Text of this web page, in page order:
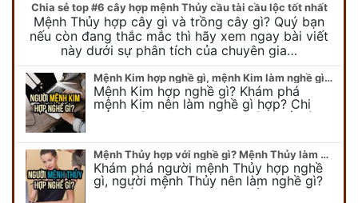
Chia sẻ top #6 cây hợp mệnh Thủy cầu tài cầu lộc tốt nhất
Mệnh Thủy hợp cây gì và trồng cây gì? Quý bạn
nếu còn đang thắc mắc thì hãy xem ngay bài viết
này dưới sự phân tích của chuyên gia…
Mệnh Kim hợp nghề gì, mệnh Kim làm nghề gì để #Phát Tài Lộc
Mệnh Kim hợp nghề gì? Khám phá
mệnh Kim nên làm nghề gì hợp? Chi
tiết người mang kim hợp với nghề gì sẽ
Mệnh Thủy hợp với nghề gì? Mệnh Thủy làm nghề gì để #Ăn nên làm ra
Khám phá người mệnh Thủy hợp nghề
gì, người mệnh Thủy nên làm nghề gì?
Chi tiết nghề hợp mệnh Thủy sẽ được